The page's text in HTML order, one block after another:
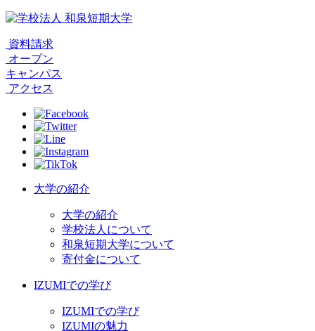
資料請求
オープン
キャンパス
アクセス
大学の紹介
大学の紹介
学校法人について
和泉短期大学について
寄付金について
IZUMIでの学び
IZUMIでの学び
IZUMIの魅力